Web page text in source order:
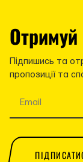
Підпишись та
пропозиції та